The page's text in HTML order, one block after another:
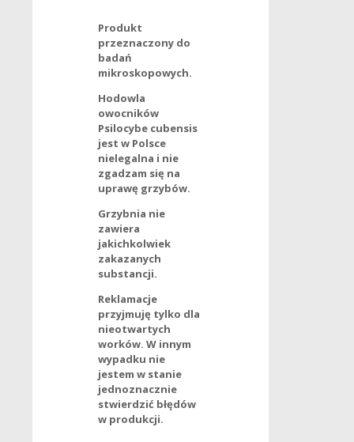
Produkt
przeznaczony do
badań
mikroskopowych.
Hodowla
owocników
Psilocybe cubensis
jest w Polsce
nielegalna i nie
zgadzam się na
uprawę grzybów.
Grzybnia nie
zawiera
jakichkolwiek
zakazanych
substancji.
Reklamacje
przyjmuję tylko dla
nieotwartych
worków. W innym
wypadku nie
jestem w stanie
jednoznacznie
stwierdzić błędów
w produkcji.